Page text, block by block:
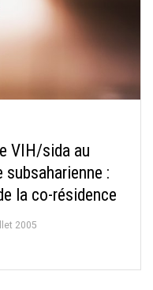
VIH/sida au
:
la co-résidence
2005